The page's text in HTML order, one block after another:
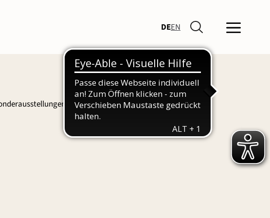
DEEN
und Führungen finden Sie hier auch